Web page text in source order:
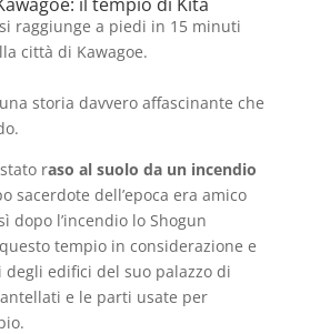
si raggiunge a piedi in 15 minuti
città di Kawagoe.
storia davvero affascinante che
raso al suolo da un incendio
sacerdote dell’epoca era amico
dopo l’incendio lo Shogun
tempio in considerazione e
edifici del suo palazzo di
e le parti usate per